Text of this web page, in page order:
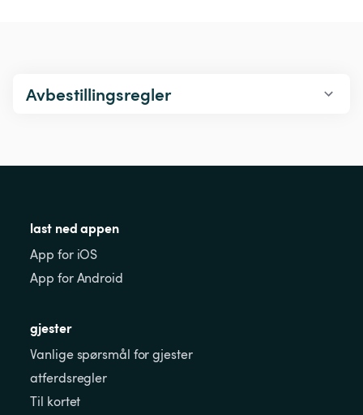
Avbestillingsregler
last ned appen
App for iOS
App for Android
gjester
Vanlige spørsmål for gjester
atferdsregler
Til kortet